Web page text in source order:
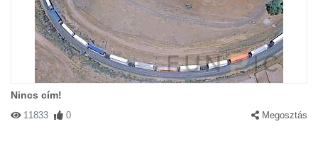
Nincs cím!
11833 0 Megosztás